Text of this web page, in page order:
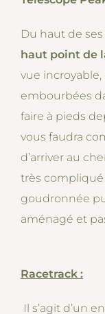
Du haut de
haut point de
vue
embourbées
faire à pieds
vous faudra
d’arriver au
très compliqué
goudronnée
aménagé et
Racetrack :
Il s’agit d’un